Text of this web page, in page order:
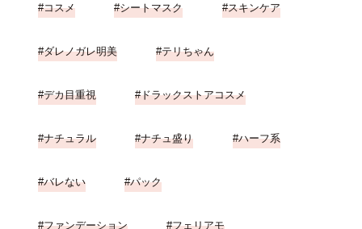
コスメ シートマスク スキンケア
ダレノガレ明美 テリちゃん
デカ目重視 ドラックストアコスメ
ナチュラル ナチュ盛り ハーフ系
バレない パック
ファンデーション フェリアモ